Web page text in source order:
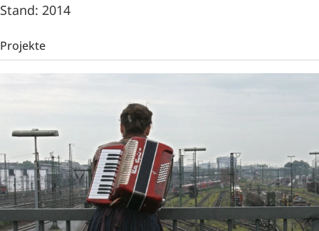
Stand: 2014
Projekte